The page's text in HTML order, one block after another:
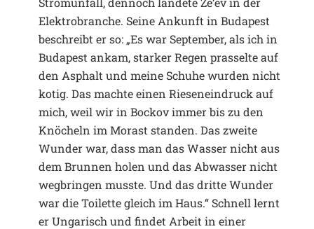
Elektrobranche. Seine Ankunft in Budapest
beschreibt er so: „Es war September, als ich in
Budapest ankam, starker Regen prasselte auf
den Asphalt und meine Schuhe wurden nicht
kotig. Das machte einen Rieseneindruck auf
mich, weil wir in Bockov immer bis zu den
Knöcheln im Morast standen. Das zweite
Wunder war, dass man das Wasser nicht aus
dem Brunnen holen und das Abwasser nicht
wegbringen musste. Und das dritte Wunder
war die Toilette gleich im Haus.“ Schnell lernt
er Ungarisch und findet Arbeit in einer